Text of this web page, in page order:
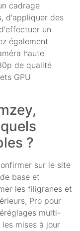
cadrage
d'appliquer des
un
également
haute
de qualité
GPU
?
sur le site
base et
les filigranes et
Pro pour
multi-
mises à jour